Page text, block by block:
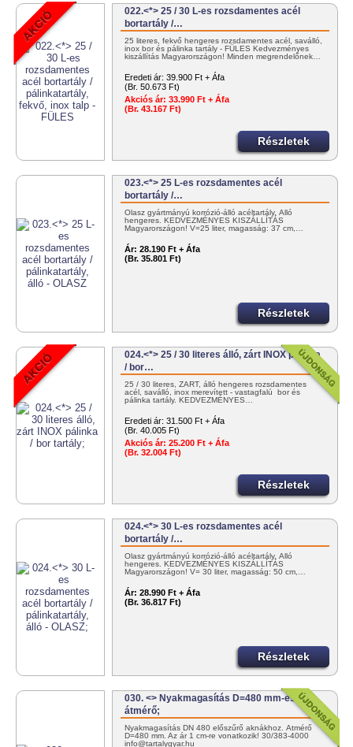
022.<*> 25 / 30 L-es rozsdamentes acél
bortartály /…
25 literes, fekvő hengeres rozsdamentes acél, saválló,
inox bor és pálinka tartály - FÜLES Kedvezményes
kiszállítás Magyarországon! Minden megrendelőnek…
Eredeti ár: 39.900 Ft + Áfa
(Br. 50.673 Ft)
Akciós ár: 33.990 Ft + Áfa
(Br. 43.167 Ft)
Részletek
023.<*> 25 L-es rozsdamentes acél
bortartály /…
Olasz gyártmányú korrózió-álló acéltartály. Álló
hengeres. KEDVEZMÉNYES KISZÁLLÍTÁS
Magyarországon! V=25 liter, magasság: 37 cm,…
Ár: 28.190 Ft + Áfa
(Br. 35.801 Ft)
Részletek
024.<*> 25 / 30 literes álló, zárt INOX pálinka
/ bor…
25 / 30 literes, ZÁRT, álló hengeres rozsdamentes
acél, saválló, inox merevített - vastagfalú bor és
pálinka tartály. KEDVEZMÉNYES…
Eredeti ár: 31.500 Ft + Áfa
(Br. 40.005 Ft)
Akciós ár: 25.200 Ft + Áfa
(Br. 32.004 Ft)
Részletek
024.<*> 30 L-es rozsdamentes acél
bortartály /…
Olasz gyártmányú korrózió-álló acéltartály. Álló
hengeres. KEDVEZMÉNYES KISZÁLLÍTÁS
Magyarországon! V= 30 liter, magasság: 50 cm,…
Ár: 28.990 Ft + Áfa
(Br. 36.817 Ft)
Részletek
030. <> Nyakmagasítás D=480 mm-es
átmérő;
Nyakmagasítás DN 480 előszűrő aknákhoz. Átmérő
D=480 mm. Az ár 1 cm-re vonatkozik! 30/383-4000
info@tartalygyar.hu